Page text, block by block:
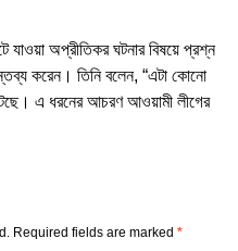
যাওয়া অপ্রীতিকর ঘটনার বিষয়ে প্রশ্ন
করেন। তিনি বলেন, “এটা কোনো
এ ধরনের আচরণ আওয়ামী লীগের
Required fields are marked *